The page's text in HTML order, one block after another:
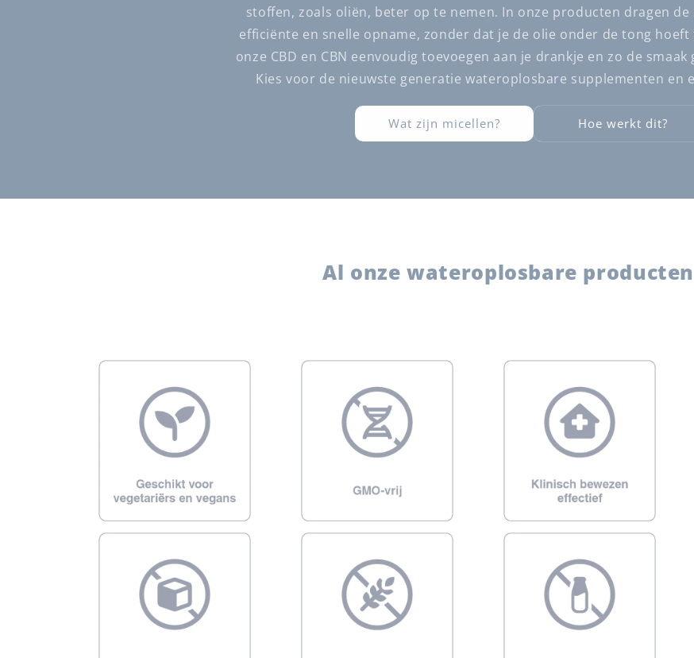
stoffen, zoals oliën, beter op te nemen. In onze producten dragen de
efficiënte en snelle opname, zonder dat je de olie onder de tong hoeft
onze CBD en CBN eenvoudig toevoegen aan je drankje en zo de
Kies voor de nieuwste generatie wateroplosbare supplementen en
Wat zijn micellen? Hoe werkt dit?
Al onze wateroplosbare